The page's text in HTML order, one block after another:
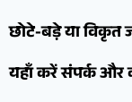
छोटे-बड़े या विकृत
यहाँ करें संपर्क और